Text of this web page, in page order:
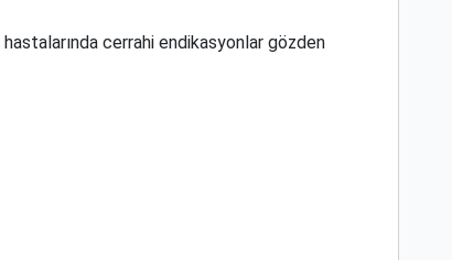
cerrahi endikasyonlar gözden